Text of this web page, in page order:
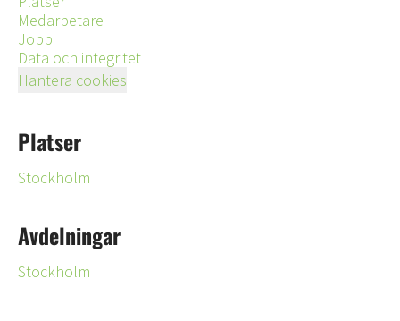
Medarbetare
Jobb
Data och integritet
Hantera cookies
Platser
Stockholm
Avdelningar
Stockholm